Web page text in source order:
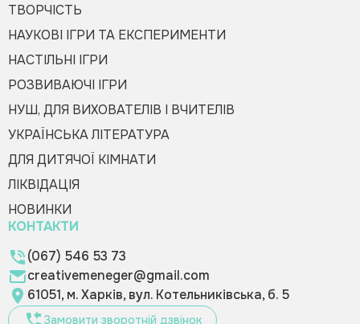
ТВОРЧІСТЬ
НАУКОВІ ІГРИ ТА ЕКСПЕРИМЕНТИ
НАСТІЛЬНІ ІГРИ
РОЗВИВАЮЧІ ІГРИ
НУШ, ДЛЯ ВИХОВАТЕЛІВ І ВЧИТЕЛІВ
УКРАЇНСЬКА ЛІТЕРАТУРА
ДЛЯ ДИТЯЧОЇ КІМНАТИ
ЛІКВІДАЦІЯ
НОВИНКИ
КОНТАКТИ
(067) 546 53 73
creativemeneger@gmail.com
61051, м. Харків, вул. Котельниківська, б. 5
Замовити зворотній дзвінок